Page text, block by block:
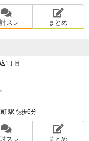
スレ まとめ
1丁目
駅 徒歩6分
スレ まとめ